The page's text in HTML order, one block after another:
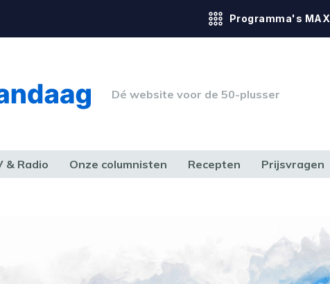
Programma's MAX
Dé website voor de 50-plusser
& Radio Onze columnisten Recepten Prijsvragen